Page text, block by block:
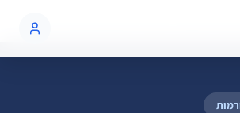
סליקה מהנייד (Tap on Phone): להפוך את הסמארטפון שלכם לקופת סליקה